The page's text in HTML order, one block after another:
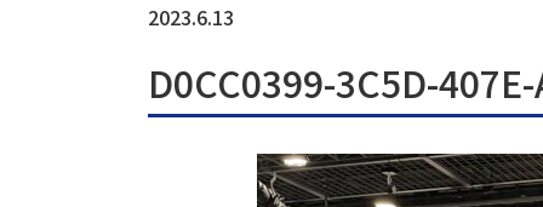
2023.6.13
D0CC0399-3C5D-